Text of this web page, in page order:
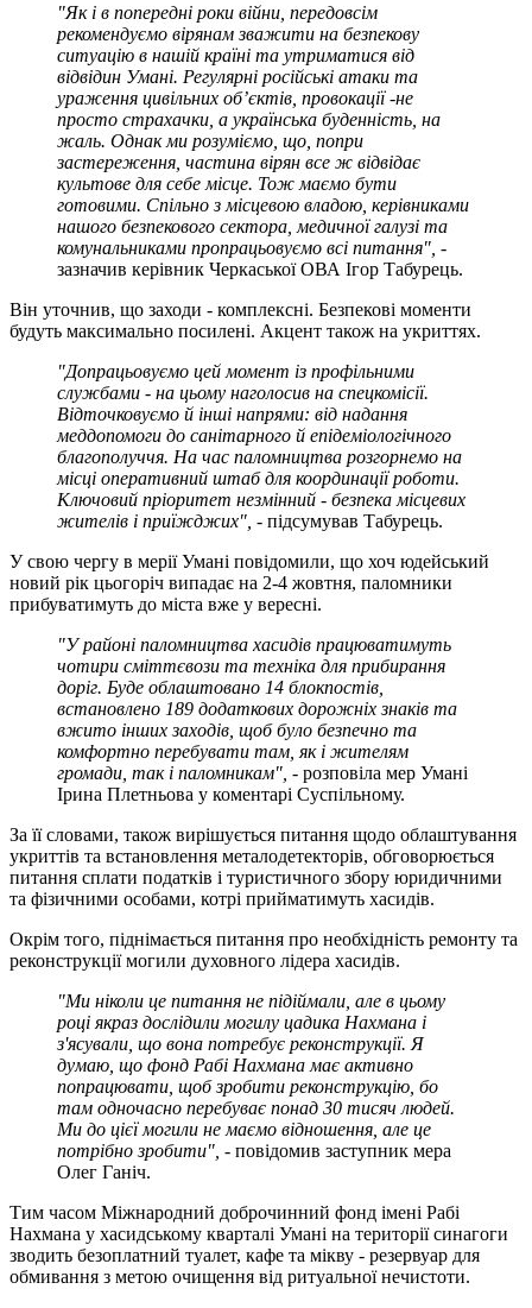
"Як і в попередні роки війни, передовсім
рекомендуємо вірянам зважити на безпекову
ситуацію в нашій країні та утриматися від
відвідин Умані. Регулярні російські атаки та
ураження цивільних об’єктів, провокації -не
просто страхачки, а українська буденність, на
жаль. Однак ми розуміємо, що, попри
застереження, частина вірян все ж відвідає
культове для себе місце. Тож маємо бути
готовими. Спільно з місцевою владою, керівниками
нашого безпекового сектора, медичної галузі та
комунальниками пропрацьовуємо всі питання", -
зазначив керівник Черкаської ОВА Ігор Табурець.
Він уточнив, що заходи - комплексні. Безпекові моменти
будуть максимально посилені. Акцент також на укриттях.
"Допрацьовуємо цей момент із профільними
службами - на цьому наголосив на спецкомісії.
Відточковуємо й інші напрями: від надання
меддопомоги до санітарного й епідеміологічного
благополуччя. На час паломництва розгорнемо на
місці оперативний штаб для координації роботи.
Ключовий пріоритет незмінний - безпека місцевих
жителів і приїжджих", - підсумував Табурець.
У свою чергу в мерії Умані повідомили, що хоч юдейський
новий рік цьогоріч випадає на 2-4 жовтня, паломники
прибуватимуть до міста вже у вересні.
"У районі паломництва хасидів працюватимуть
чотири сміттєвози та техніка для прибирання
доріг. Буде облаштовано 14 блокпостів,
встановлено 189 додаткових дорожніх знаків та
вжито інших заходів, щоб було безпечно та
комфортно перебувати там, як і жителям
громади, так і паломникам", - розповіла мер Умані
Ірина Плетньова у коментарі Суспільному.
За її словами, також вирішується питання щодо облаштування
укриттів та встановлення металодетекторів, обговорюється
питання сплати податків і туристичного збору юридичними
та фізичними особами, котрі прийматимуть хасидів.
Окрім того, піднімається питання про необхідність ремонту та
реконструкції могили духовного лідера хасидів.
"Ми ніколи це питання не підіймали, але в цьому
році якраз дослідили могилу цадика Нахмана і
з'ясували, що вона потребує реконструкції. Я
думаю, що фонд Рабі Нахмана має активно
попрацювати, щоб зробити реконструкцію, бо
там одночасно перебуває понад 30 тисяч людей.
Ми до цієї могили не маємо відношення, але це
потрібно зробити", - повідомив заступник мера
Олег Ганіч.
Тим часом Міжнародний доброчинний фонд імені Рабі
Нахмана у хасидському кварталі Умані на території синагоги
зводить безоплатний туалет, кафе та мікву - резервуар для
обмивання з метою очищення від ритуальної нечистоти.